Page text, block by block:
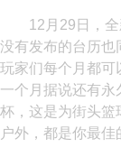
12月29日，全
没有发布的台历也
玩家们每个月都可
一个月据说还有
杯，这是为街头篮
户外，都是你最